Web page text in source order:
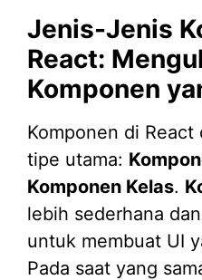
Jenis-Jenis
React:
Komponen
Komponen di
tipe utama:
Komponen Kelas.
lebih sederhana
untuk membuat UI
Pada saat yang